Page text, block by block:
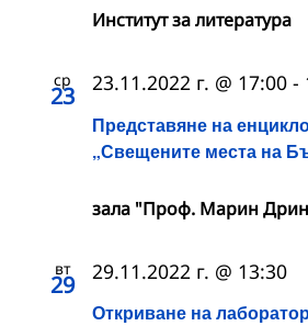
Институт за литература
ср
23
Представяне на
„Свещените места на
23.11.2022 г. @ 17:00 -
зала "Проф. Марин
вт
29
Откриване на
29.11.2022 г. @ 13:30